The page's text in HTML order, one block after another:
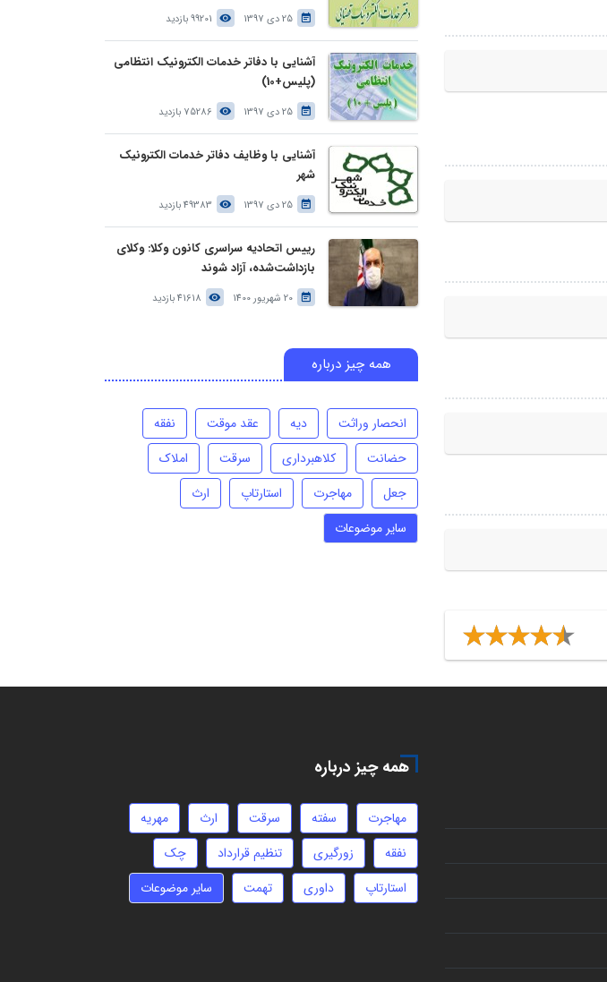
25 دی 1397 99201 بازدید
آشنایی با دفاتر خدمات الکترونیک انتظامی
(پلیس+10)
25 دی 1397 75286 بازدید
آشنایی با وظایف دفاتر خدمات الکترونیک
شهر
25 دی 1397 49383 بازدید
رییس اتحادیه سراسری کانون وکلا: وکلای
بازداشت‌شده، آزاد شوند
20 شهریور 1400 41618 بازدید
همه چیز درباره
انحصار وراثت دیه عقد موقت
نفقه
حضانت
کلاهبرداری سرقت
املاک
جعل
مهاجرت استارتاپ
ارث
سایر موضوعات
همه چیز درباره
مهاجرت سفته سرقت ارث
مهریه
نفقه
زورگیری تنظیم قرارداد
چک
استارتاپ
داوری تهمت سایر موضوعات